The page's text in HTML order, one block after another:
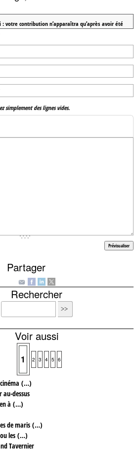
votre contribution n’apparaîtra qu’après avoir été
simplement des lignes vides.
Partager
Rechercher
Voir aussi
1 2 3 4 5 6
(…)
au-dessus
à (…)
de maris (…)
les (…)
Tavernier